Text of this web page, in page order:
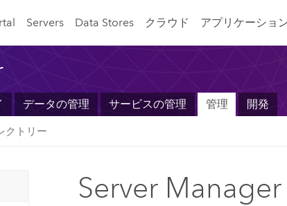
Servers Data Stores クラウド アプリケーショ
データの管理 サービスの管理 管理 開発
クトリー
Server